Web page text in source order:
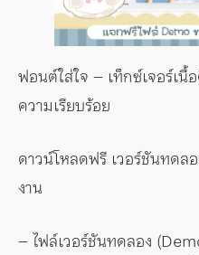
ฟอนต์ใส่ใจ – เท็กซ์เจอร์เ
ความเรียบร้อย
ดาวน์โหลดฟรี เวอร์ชันทดล
งาน
– ไฟล์เวอร์ชันทดลอง